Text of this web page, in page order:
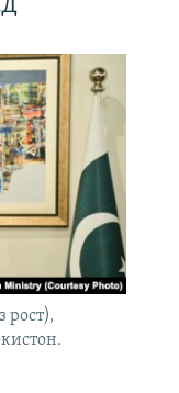
рост),